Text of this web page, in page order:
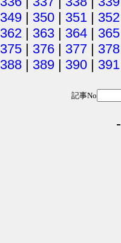
349 | 350 | 351 | 352
362 | 363 | 364 | 365
375 | 376 | 377 | 378
388 | 389 | 390 | 391
記事No